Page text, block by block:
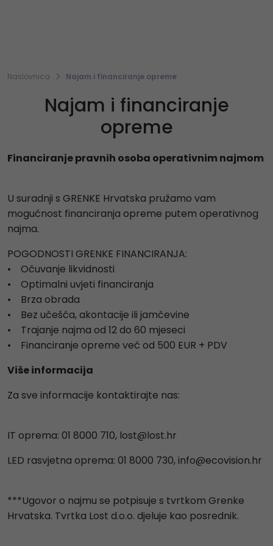
Naslovnica Najam i financiranje opreme
Najam i financiranje
opreme
Financiranje pravnih osoba operativnim najmom
U suradnji s GRENKE Hrvatska pružamo vam
mogućnost financiranja opreme putem operativnog
najma.
POGODNOSTI GRENKE FINANCIRANJA:
• Očuvanje likvidnosti
• Optimalni uvjeti financiranja
• Brza obrada
• Bez učešća, akontacije ili jamčevine
• Trajanje najma od 12 do 60 mjeseci
• Financiranje opreme već od 500 EUR + PDV
Više informacija
Za sve informacije kontaktirajte nas:
IT oprema: 01 8000 710, lost@lost.hr
LED rasvjetna oprema: 01 8000 730,info@ecovision.hr
***Ugovor o najmu se potpisuje s tvrtkom Grenke
Hrvatska. Tvrtka Lost d.o.o. djeluje kao posrednik.